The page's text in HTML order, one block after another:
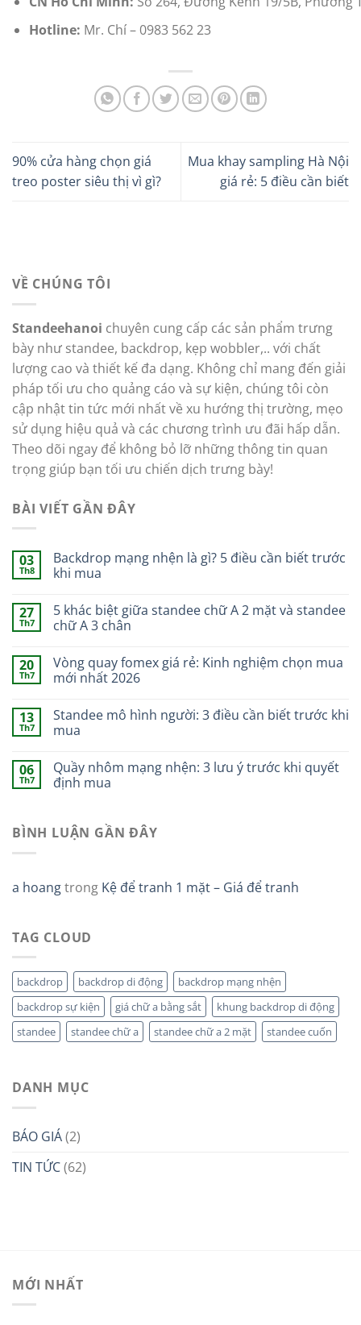
Hotline: Mr. Chí – 0983 562 23
90% cửa hàng chọn giá
treo poster siêu thị vì gì?
Mua khay sampling Hà Nội
giá rẻ: 5 điều cần biết
VỀ CHÚNG TÔI
Standeehanoi chuyên cung cấp các sản phẩm trưng
bày như standee, backdrop, kẹp wobbler,.. với chất
lượng cao và thiết kế đa dạng. Không chỉ mang đến giải
pháp tối ưu cho quảng cáo và sự kiện, chúng tôi còn
cập nhật tin tức mới nhất về xu hướng thị trường, mẹo
sử dụng hiệu quả và các chương trình ưu đãi hấp dẫn.
Theo dõi ngay để không bỏ lỡ những thông tin quan
trọng giúp bạn tối ưu chiến dịch trưng bày!
BÀI VIẾT GẦN ĐÂY
03
Th8
Backdrop mạng nhện là gì? 5 điều cần biết trước
khi mua
27
Th7
5 khác biệt giữa standee chữ A 2 mặt và standee
chữ A 3 chân
20
Th7
Vòng quay fomex giá rẻ: Kinh nghiệm chọn mua
mới nhất 2026
13
Th7
Standee mô hình người: 3 điều cần biết trước khi
mua
06
Th7
Quầy nhôm mạng nhện: 3 lưu ý trước khi quyết
định mua
BÌNH LUẬN GẦN ĐÂY
a hoangtrong Kệ để tranh 1 mặt – Giá để tranh
TAG CLOUD
backdrop backdrop di động
backdrop mạng nhện
backdrop sự kiện
giá chữ a bằng sắt
khung backdrop di động
standee
standee chữ a standee chữ a 2 mặt standee cuốn
DANH MỤC
BÁO GIÁ(2)
TIN TỨC(62)
MỚI NHẤT